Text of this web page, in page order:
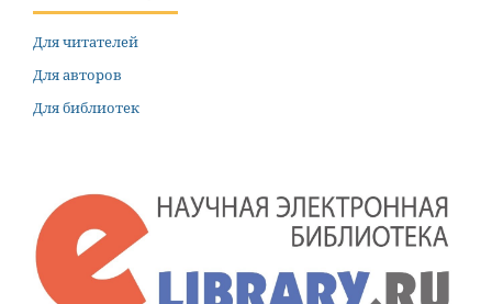
Для читателей
Для авторов
Для библиотек